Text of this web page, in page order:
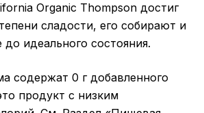
Organic Thompson достиг
сладости, его собирают и
идеального состояния.
содержат 0 г добавленного
продукт с низким